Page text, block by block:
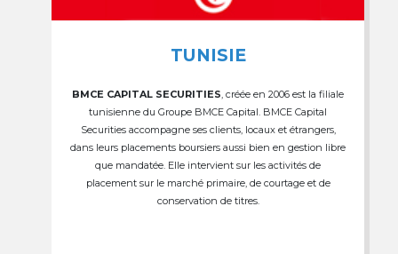
TUNISIE
BMCE CAPITAL SECURITIES , créée en 2006 est la filiale
tunisienne du Groupe BMCE Capital. BMCE Capital
Securities accompagne ses clients, locaux et étrangers,
dans leurs placements boursiers aussi bien en gestion libre
que mandatée. Elle intervient sur les activités de
placement sur le marché primaire, de courtage et de
conservation de titres.